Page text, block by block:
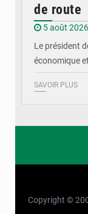
de route
5 août 2026
Le président
économique
SAVOIR PLUS
Copyright ©